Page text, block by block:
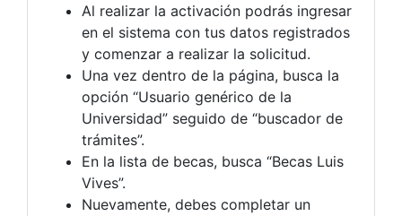
Al realizar la activación podrás ingresar
en el sistema con tus datos registrados
y comenzar a realizar la solicitud.
Una vez dentro de la página, busca la
opción “Usuario genérico de la
Universidad” seguido de “buscador de
trámites”.
En la lista de becas, busca “Becas Luis
Vives”.
Nuevamente, debes completar un